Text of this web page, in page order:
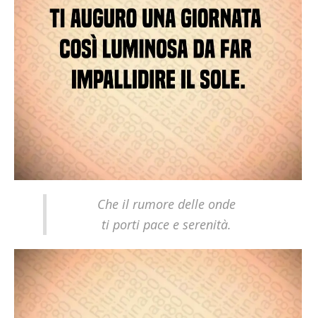
Che il rumore delle onde
ti porti pace e serenità.